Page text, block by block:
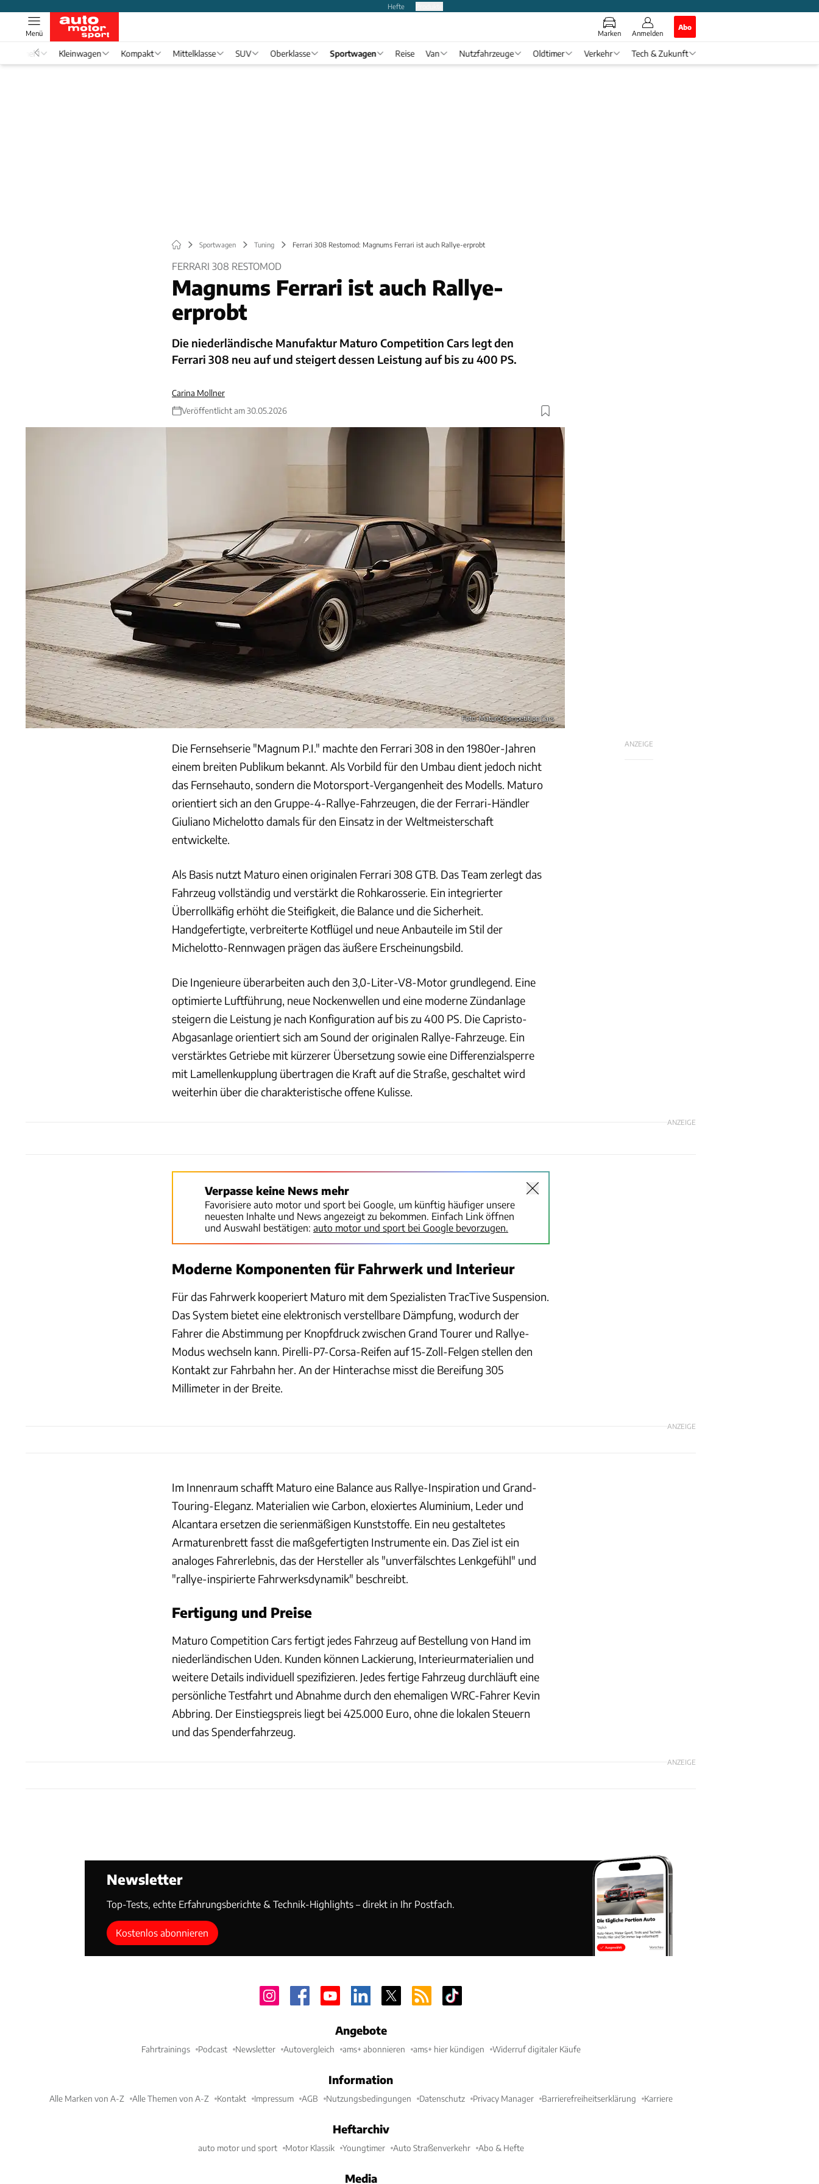
Hefte
Marken Anmelden
Abo
Menü
Formel 1 Kleinwagen Kompakt Mittelklasse SUV Oberklasse Sportwagen Reise Van Nutzfahrzeuge Oldtimer Verkehr Tech & Zukunft
Sportwagen Tuning Ferrari 308 Restomod: Magnums Ferrari ist auch Rallye-erprobt
FERRARI 308 RESTOMOD
Magnums Ferrari ist auch Rallye-
erprobt
Die niederländische Manufaktur Maturo Competition Cars legt den
Ferrari 308 neu auf und steigert dessen Leistung auf bis zu 400 PS.
Carina Mollner
Veröffentlicht am 30.05.2026
Foto: Maturo Competition Cars
ANZEIGE
Die Fernsehserie "Magnum P.I." machte den Ferrari 308 in den 1980er-Jahren
einem breiten Publikum bekannt. Als Vorbild für den Umbau dient jedoch nicht
das Fernsehauto, sondern die Motorsport-Vergangenheit des Modells. Maturo
orientiert sich an den Gruppe-4-Rallye-Fahrzeugen, die der Ferrari-Händler
Giuliano Michelotto damals für den Einsatz in der Weltmeisterschaft
entwickelte.
Als Basis nutzt Maturo einen originalen Ferrari 308 GTB. Das Team zerlegt das
Fahrzeug vollständig und verstärkt die Rohkarosserie. Ein integrierter
Überrollkäfig erhöht die Steifigkeit, die Balance und die Sicherheit.
Handgefertigte, verbreiterte Kotflügel und neue Anbauteile im Stil der
Michelotto-Rennwagen prägen das äußere Erscheinungsbild.
Die Ingenieure überarbeiten auch den 3,0-Liter-V8-Motor grundlegend. Eine
optimierte Luftführung, neue Nockenwellen und eine moderne Zündanlage
steigern die Leistung je nach Konfiguration auf bis zu 400 PS. Die Capristo-
Abgasanlage orientiert sich am Sound der originalen Rallye-Fahrzeuge. Ein
verstärktes Getriebe mit kürzerer Übersetzung sowie eine Differenzialsperre
mit Lamellenkupplung übertragen die Kraft auf die Straße, geschaltet wird
weiterhin über die charakteristische offene Kulisse.
ANZEIGE
Verpasse keine News mehr
Favorisiere auto motor und sport bei Google, um künftig häufiger unsere
neuesten Inhalte und News angezeigt zu bekommen. Einfach Link öffnen
und Auswahl bestätigen: auto motor und sport bei Google bevorzugen.
Moderne Komponenten für Fahrwerk und Interieur
Für das Fahrwerk kooperiert Maturo mit dem Spezialisten TracTive Suspension.
Das System bietet eine elektronisch verstellbare Dämpfung, wodurch der
Fahrer die Abstimmung per Knopfdruck zwischen Grand Tourer und Rallye-
Modus wechseln kann. Pirelli-P7-Corsa-Reifen auf 15-Zoll-Felgen stellen den
Kontakt zur Fahrbahn her. An der Hinterachse misst die Bereifung 305
Millimeter in der Breite.
ANZEIGE
Im Innenraum schafft Maturo eine Balance aus Rallye-Inspiration und Grand-
Touring-Eleganz. Materialien wie Carbon, eloxiertes Aluminium, Leder und
Alcantara ersetzen die serienmäßigen Kunststoffe. Ein neu gestaltetes
Armaturenbrett fasst die maßgefertigten Instrumente ein. Das Ziel ist ein
analoges Fahrerlebnis, das der Hersteller als "unverfälschtes Lenkgefühl" und
"rallye-inspirierte Fahrwerksdynamik" beschreibt.
Fertigung und Preise
Maturo Competition Cars fertigt jedes Fahrzeug auf Bestellung von Hand im
niederländischen Uden. Kunden können Lackierung, Interieurmaterialien und
weitere Details individuell spezifizieren. Jedes fertige Fahrzeug durchläuft eine
persönliche Testfahrt und Abnahme durch den ehemaligen WRC-Fahrer Kevin
Abbring. Der Einstiegspreis liegt bei 425.000 Euro, ohne die lokalen Steuern
und das Spenderfahrzeug.
ANZEIGE
Newsletter
Top-Tests, echte Erfahrungsberichte & Technik-Highlights – direkt in Ihr Postfach.
Kostenlos abonnieren
Angebote
Fahrtrainings Podcast Newsletter Autovergleich ams+ abonnieren ams+ hier kündigen Widerruf digitaler Käufe
Information
Alle Marken von A-Z Alle Themen von A-Z Kontakt Impressum AGB Nutzungsbedingungen Datenschutz Privacy Manager Barrierefreiheitserklärung Karriere
Heftarchiv
auto motor und sport Motor Klassik Youngtimer Auto Straßenverkehr Abo & Hefte
Media